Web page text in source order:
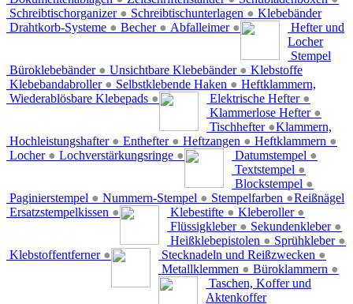
Schreibtischorganizer ● Schreibtischunterlagen ●
Drahtkorb-Systeme ● Becher ● Abfalleimer ●
Klebebänder
Büroklebebänder ● Unsichtbare Klebebänder ●
Klebebandabroller ● Selbstklebende Haken ●
Wiederablösbare Klebepads ●
Hefter und
Locher
Elektrische Hefter ●
Klammerlose Hefter ●
Tischhefter ●
Hochleistungshafter ● Enthefter ● Heftzangen ● Heftklammern ●
Locher ● Lochverstärkungsringe ●
Stempel
Datumstempel ●
Textstempel ●
Blockstempel ●
Paginierstempel ● Nummern-Stempel ● Stempelfarben ●
Ersatzstempelkissen ●
Klebstoffe
Klebestifte ● Kleberoller ●
Flüssigkleber ● Sekundenkleber ●
Heißklebepistolen ● Sprühkleber ●
Klebstoffentferner ●
Heftklammern,
Klammern,
Reißnägel
Stecknadeln und Reißzwecken ●
Metallklemmen ● Büroklammern ●
Taschen, Koffer und
Aktenkoffer